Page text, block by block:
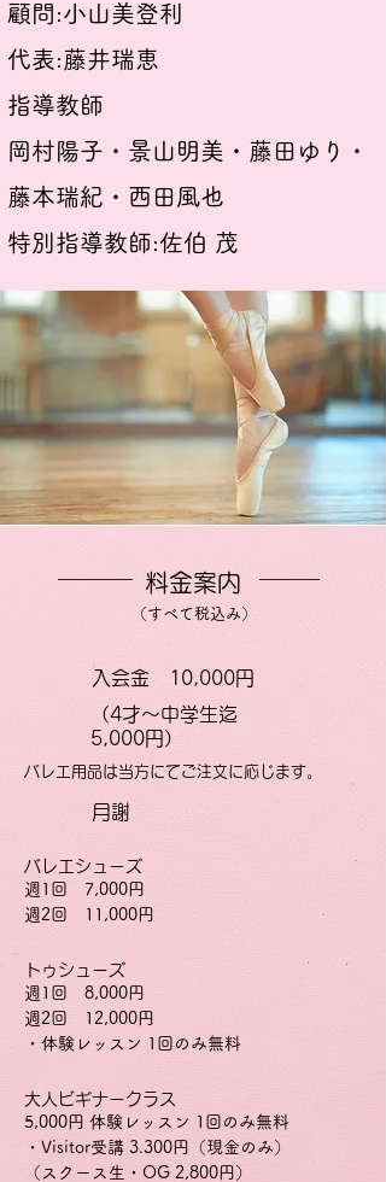
​顧問:小山美登利
代表:藤井瑞恵
指導教師
岡村陽子・景山明美・藤田ゆり・
藤本瑞紀・西田風也
​特別指導教師:佐伯 茂
料金案内
​（すべて税込み）
入会金 10,000円
（4才～中学生迄
5,000円）
バレエ用品は当方にてご注文に応じます。
月謝
バレエシューズ
週1回 7,000円
​週2回 11,000円
トゥシューズ
週1回 8,000円
​週2回 12,000円
​・体験レッスン 1回のみ無料
​大人ビギナークラス
5,000円​ 体験レッスン 1回のみ無料
・Visitor受講 3.300円（現金のみ）
​（スクース生・OG 2,800円）